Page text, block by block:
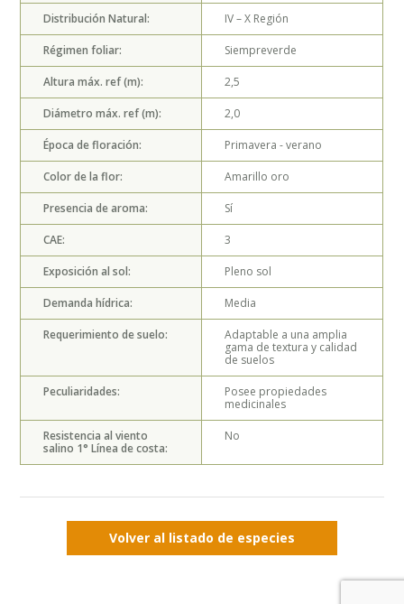
Distribución Natural: IV – X Región
Régimen foliar: Siempreverde
Altura máx. ref (m): 2,5
Diámetro máx. ref (m): 2,0
Época de floración: Primavera - verano
Color de la flor: Amarillo oro
Presencia de aroma: Sí
CAE: 3
Exposición al sol: Pleno sol
Demanda hídrica: Media
Requerimiento de suelo:
Adaptable a una amplia
gama de textura y calidad
de suelos
Peculiaridades:
Posee propiedades
medicinales
Resistencia al viento
salino 1° Línea de costa:
No
Volver al listado de especies